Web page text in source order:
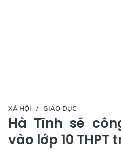
XÃ HỘI GIÁO DỤC
Hà Tĩnh sẽ
vào lớp 10 THPT